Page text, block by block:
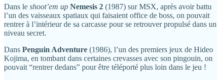
Dans le shoot’em up Nemesis 2 (1987) sur MSX, après avoir battu
l’un des vaisseaux spatiaux qui faisaient office de boss, on pouvait
rentrer à l’intérieur de sa carcasse pour se retrouver propulsé dans un
niveau secret.
Dans Penguin Adventure (1986), l’un des premiers jeux de Hideo
Kojima, en tombant dans certaines crevasses avec son pingouin, on
pouvait “rentrer dedans” pour être téléporté plus loin dans le jeu !